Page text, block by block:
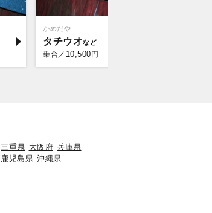
かめだや
タチウオ
乗合／ 10,500 円
三重県 大阪府 兵庫県
鹿児島県 沖縄県